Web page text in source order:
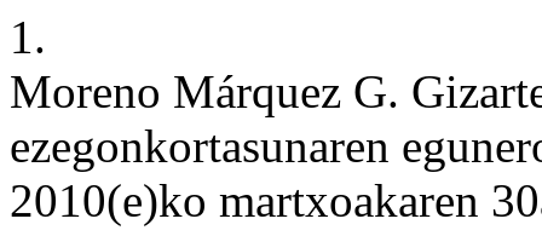
1.
Moreno Márquez G.
ezegonkortasunaren
2010(e)ko martxoakaren